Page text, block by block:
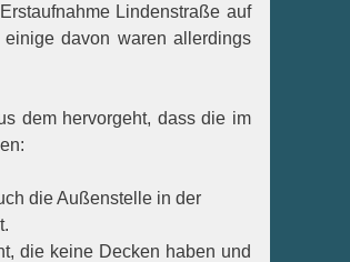
Lindenstraße auf
davon waren allerdings
dem hervorgeht, dass die im
die Außenstelle in der
die keine Decken haben und